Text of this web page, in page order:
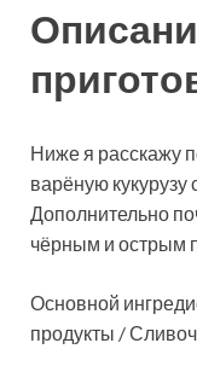
Ниже я расскажу
варёную
Дополнительно
чёрным и острым
Основной
продукты /